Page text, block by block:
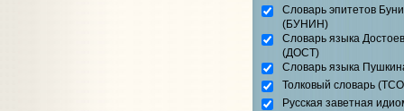
Словарь эпитетов
(БУНИН)
Словарь языка
(ДОСТ)
Словарь языка
Толковый словарь
Русская заветная